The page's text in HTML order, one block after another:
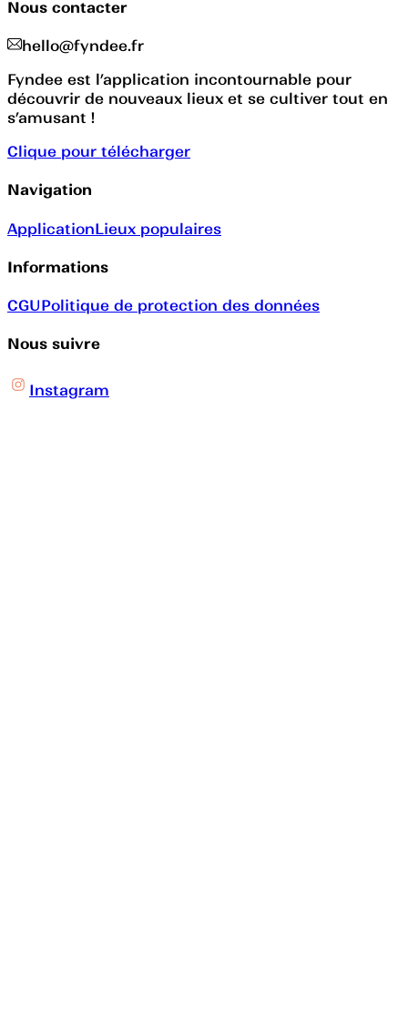
Nous contacter
hello@fyndee.fr
Fyndee est l’application incontournable pour
découvrir de nouveaux lieux et se cultiver tout en
s’amusant !
Clique pour télécharger
Navigation
ApplicationLieux populaires
Informations
CGUPolitique de protection des données
Nous suivre
Instagram